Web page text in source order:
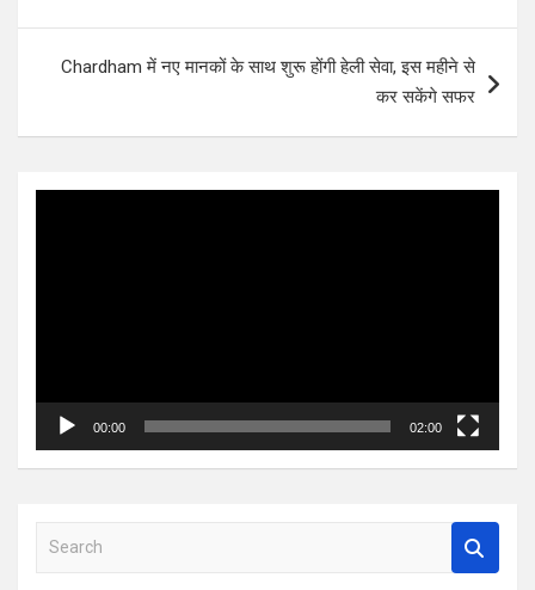
Chardham में नए मानकों के साथ शुरू होंगी हेली सेवा, इस महीने से
कर सकेंगे सफर
00:00 02:00